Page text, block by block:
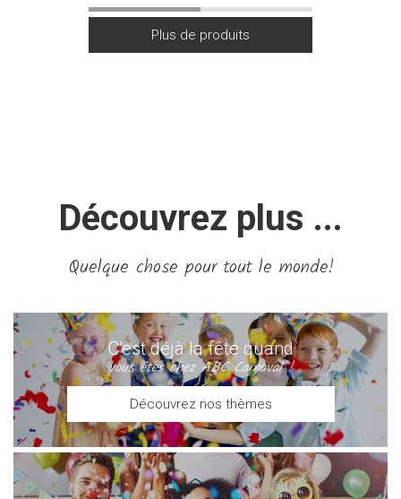
Découvrez plus ...
Quelque chose pour tout le monde!
C’est déjà la fête quand
vous êtes chez ABC Carnaval !
Découvrez nos thèmes